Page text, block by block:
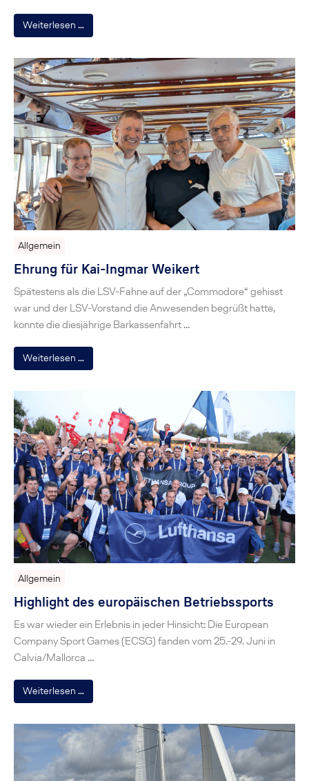
Weiterlesen …
Allgemein
Ehrung für Kai-Ingmar Weikert
Spätestens als die LSV-Fahne auf der „Commodore“ gehisst
war und der LSV-Vorstand die Anwesenden begrüßt hatte,
konnte die diesjährige Barkassenfahrt …
Weiterlesen …
Allgemein
Highlight des europäischen Betriebssports
Es war wieder ein Erlebnis in jeder Hinsicht: Die European
Company Sport Games (ECSG) fanden vom 25.-29. Juni in
Calvia/Mallorca …
Weiterlesen …